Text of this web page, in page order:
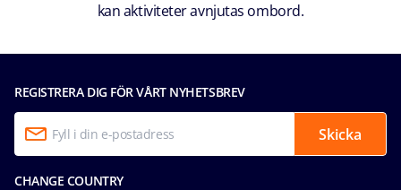
kan aktiviteter avnjutas ombord.
REGISTRERA DIG FÖR VÅRT NYHETSBREV
Skicka
CHANGE COUNTRY